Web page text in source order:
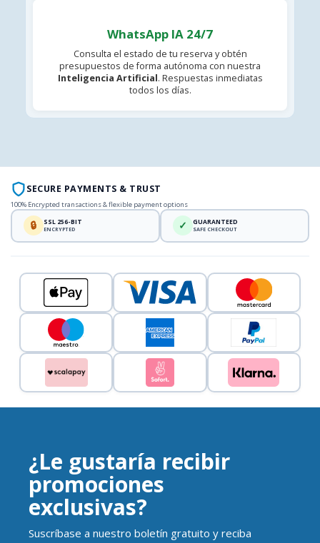
WhatsApp IA 24/7
Consulta el estado de tu reserva y obtén
presupuestos de forma autónoma con nuestra
Inteligencia Artificial. Respuestas inmediatas
todos los días.
SECURE PAYMENTS & TRUST
100% Encrypted transactions & flexible payment options
🔒 SSL 256-BIT
ENCRYPTED ✓ GUARANTEED
SAFE CHECKOUT
¿Le gustaría recibir
promociones
exclusivas?
Suscríbase a nuestro boletín gratuito y reciba